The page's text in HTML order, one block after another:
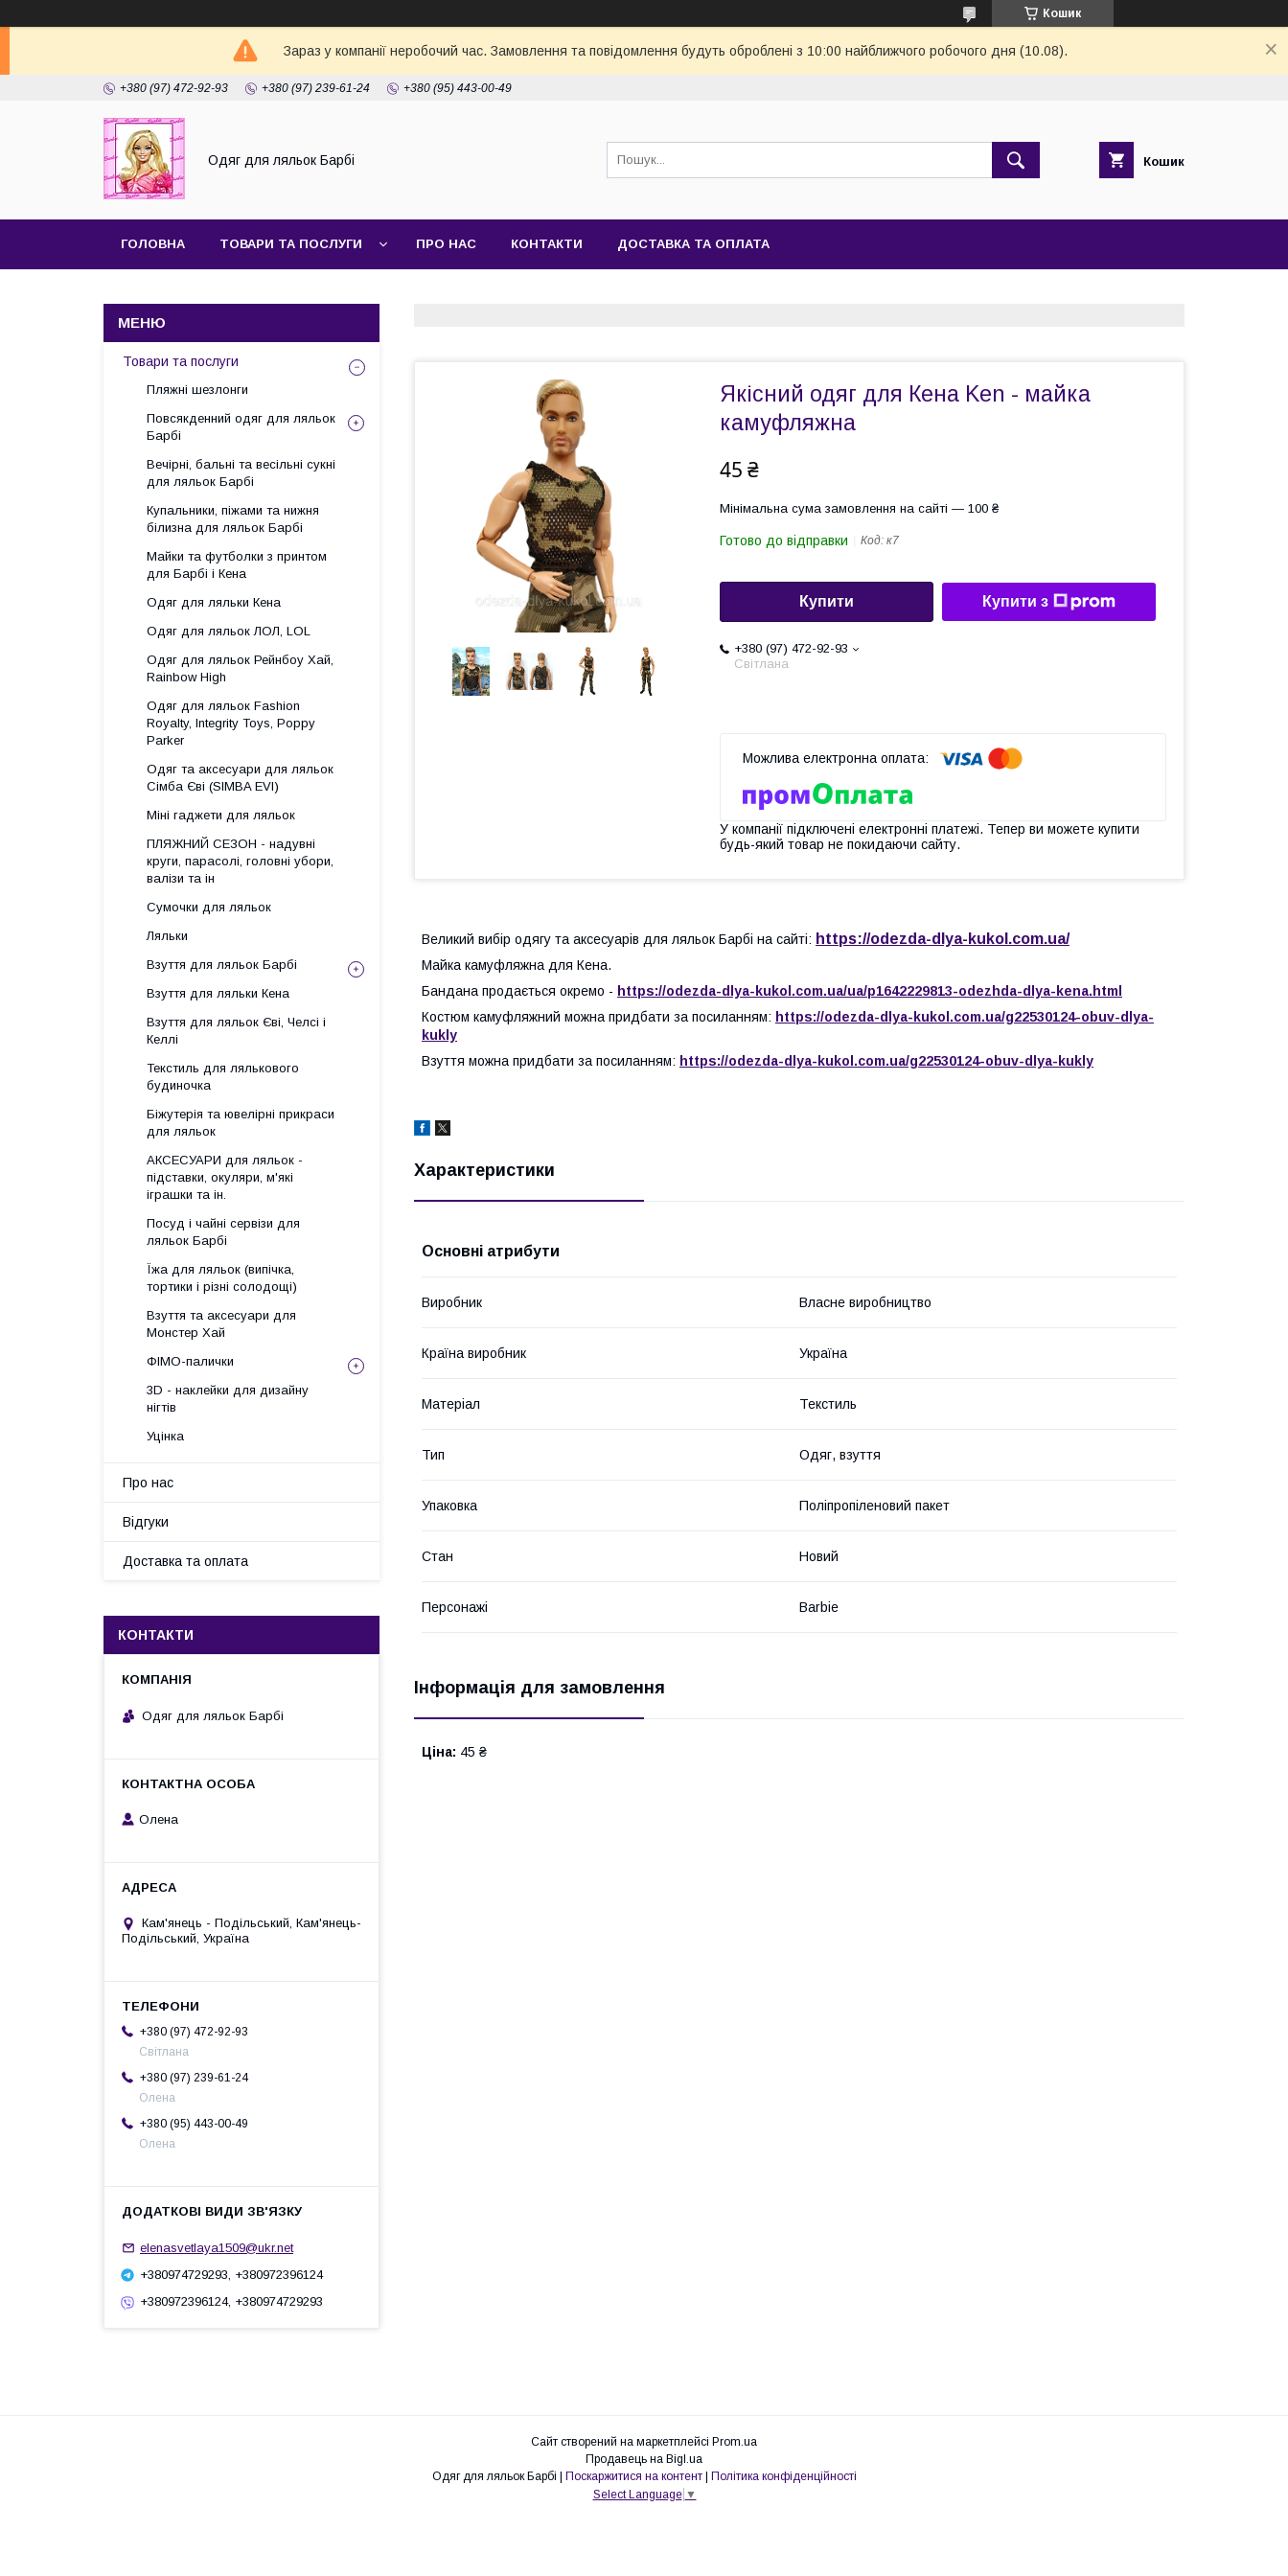
Кошик
Зараз у компанії неробочий час. Замовлення та повідомлення будуть оброблені з 10:00 найближчого робочого дня (10.08).
+380 (97) 472-92-93 +380 (97) 239-61-24 +380 (95) 443-00-49
Одяг для ляльок Барбі Кошик
ГОЛОВНА ТОВАРИ ТА ПОСЛУГИ ПРО НАС КОНТАКТИ ДОСТАВКА ТА ОПЛАТА
Якісний одяг для Кена Ken - майка
камуфляжна
45 ₴
Мінімальна сума замовлення на сайті — 100 ₴
Готово до відправки Код: к7
Купити Купити з
+380 (97) 472-92-93
Світлана
У компанії підключені електронні платежі. Тепер ви можете купити
будь-який товар не покидаючи сайту.
Великий вибір одягу та аксесуарів для ляльок Барбі на сайті: https://odezda-dlya-kukol.com.ua/
Майка камуфляжна для Кена.
Бандана продається окремо - https://odezda-dlya-kukol.com.ua/ua/p1642229813-odezhda-dlya-kena.html
Костюм камуфляжний можна придбати за посиланням: https://odezda-dlya-kukol.com.ua/g22530124-obuv-dlya-
kukly
Взуття можна придбати за посиланням: https://odezda-dlya-kukol.com.ua/g22530124-obuv-dlya-kukly
Характеристики
Основні атрибути
Виробник Власне виробництво
Країна виробник Україна
Матеріал Текстиль
Тип Одяг, взуття
Упаковка Поліпропіленовий пакет
Стан Новий
Персонажі Barbie
Інформація для замовлення
Ціна: 45 ₴
Товари та послуги
Пляжні шезлонги
Повсякденний одяг для ляльок
Барбі
Вечірні, бальні та весільні сукні
для ляльок Барбі
Купальники, піжами та нижня
білизна для ляльок Барбі
Майки та футболки з принтом
для Барбі і Кена
Одяг для ляльки Кена
Одяг для ляльок ЛОЛ, LOL
Одяг для ляльок Рейнбоу Хай,
Rainbow High
Одяг для ляльок Fashion
Royalty, Integrity Toys, Poppy
Parker
Одяг та аксесуари для ляльок
Сімба Єві (SIMBA EVI)
Міні гаджети для ляльок
ПЛЯЖНИЙ СЕЗОН - надувні
круги, парасолі, головні убори,
валізи та ін
Сумочки для ляльок
Ляльки
Взуття для ляльок Барбі
Взуття для ляльки Кена
Взуття для ляльок Єві, Челсі і
Келлі
Текстиль для лялькового
будиночка
Біжутерія та ювелірні прикраси
для ляльок
АКСЕСУАРИ для ляльок -
підставки, окуляри, м'які
іграшки та ін.
Посуд і чайні сервізи для
ляльок Барбі
Їжа для ляльок (випічка,
тортики і різні солодощі)
Взуття та аксесуари для
Монстер Хай
ФІМО-палички
3D - наклейки для дизайну
нігтів
Уцінка
Про нас
Відгуки
Доставка та оплата
КОНТАКТИ
Одяг для ляльок Барбі
Олена
Кам'янець - Подільський, Кам'янець-
Подільський, Україна
+380 (97) 472-92-93
Світлана
+380 (97) 239-61-24
Олена
+380 (95) 443-00-49
Олена
elenasvetlaya1509@ukr.net
+380974729293, +380972396124
+380972396124, +380974729293
Сайт створений на маркетплейсі Prom.ua
Продавець на Bigl.ua
Одяг для ляльок Барбі | Поскаржитися на контент | Політика конфіденційності
Select Language ▼